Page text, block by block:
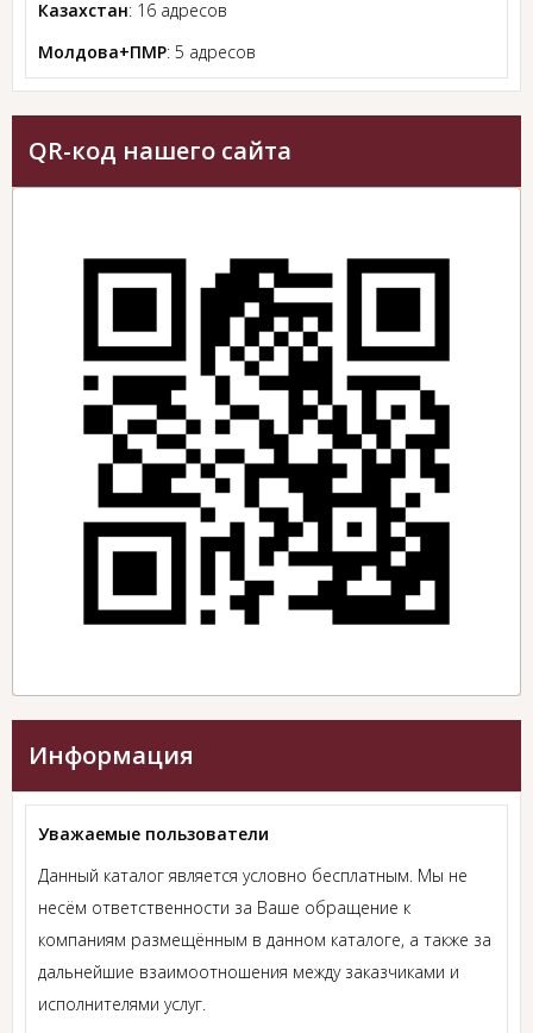
Казахстан: 16 адресов
Молдова+ПМР: 5 адресов
QR-код нашего сайта
Информация
Уважаемые пользователи
Данный каталог является условно бесплатным. Мы не
несём ответственности за Ваше обращение к
компаниям размещённым в данном каталоге, а также за
дальнейшие взаимоотношения между заказчиками и
исполнителями услуг.